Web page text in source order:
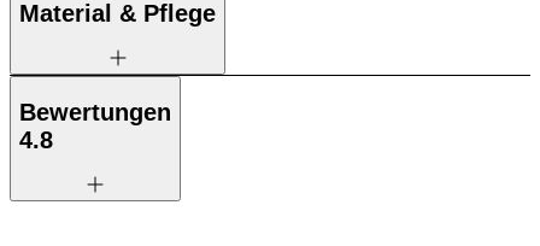
Material & Pflege
Bewertungen
4.8